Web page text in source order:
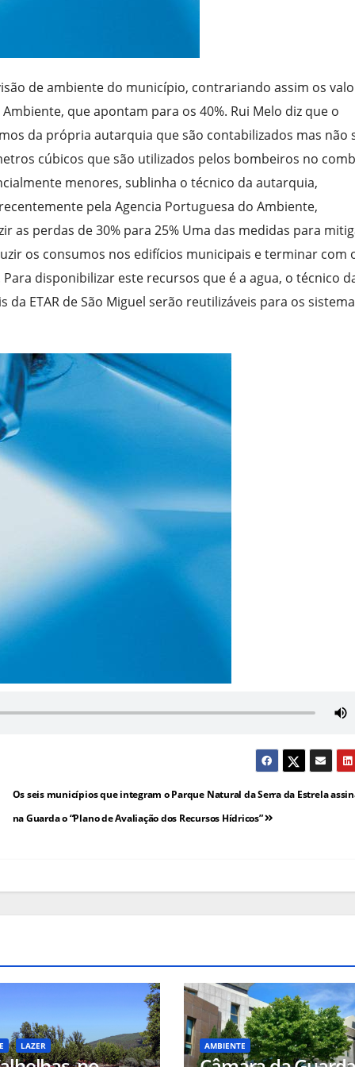
de ambiente do município, contrariando assim os
que apontam para os 40%. Rui Melo diz que o
da própria autarquia que são contabilizados mas não
cúbicos que são utilizados pelos bombeiros no
menores, sublinha o técnico da autarquia,
pela Agencia Portuguesa do Ambiente,
as perdas de 30% para 25% Uma das medidas para
os consumos nos edifícios municipais e terminar com
disponibilizar este recursos que é a agua, o técnico
ETAR de São Miguel serão reutilizáveis para os
Os seis municípios que integram o Parque Natural da Serra da Estrela
na Guarda o “Plano de Avaliação dos Recursos Hídricos”
LAZER AMBIENTE